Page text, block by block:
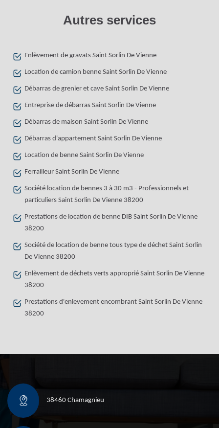
Autres services
Enlèvement de gravats Saint Sorlin De Vienne
Location de camion benne Saint Sorlin De Vienne
Débarras de grenier et cave Saint Sorlin De Vienne
Entreprise de débarras Saint Sorlin De Vienne
Débarras de maison Saint Sorlin De Vienne
Débarras d'appartement Saint Sorlin De Vienne
Location de benne Saint Sorlin De Vienne
Ferrailleur Saint Sorlin De Vienne
Société location de bennes 3 à 30 m3 - Professionnels et
particuliers Saint Sorlin De Vienne 38200
Prestations de location de benne DIB Saint Sorlin De Vienne
38200
Société de location de benne tous type de déchet Saint Sorlin
De Vienne 38200
Enlèvement de déchets verts approprié Saint Sorlin De Vienne
38200
Prestations d'enlevement encombrant Saint Sorlin De Vienne
38200
38460 Chamagnieu